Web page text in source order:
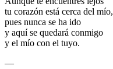
tu corazón está cerca del mío,
pues nunca se ha ido
y aquí se quedará conmigo
y el mío con el tuyo.
—